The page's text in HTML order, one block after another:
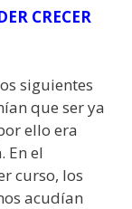
CRECER
siguientes
que ser ya
ello era
En el
curso, los
acudían